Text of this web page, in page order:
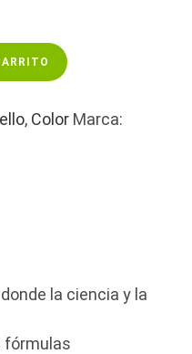
, Color Marca:
la ciencia y la
fórmulas